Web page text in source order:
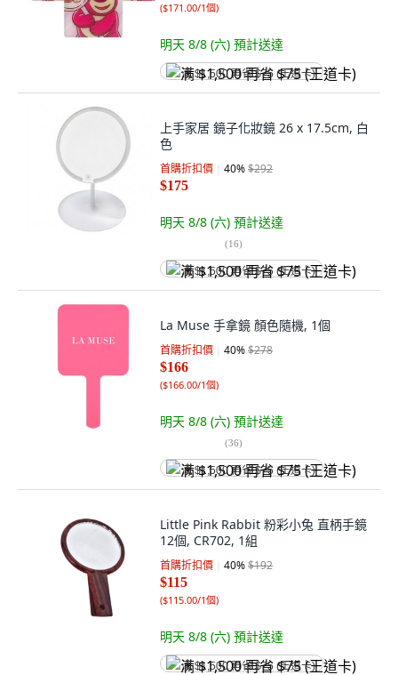
($171.00/1個)
明天 8/8 (六) 預計送達
满 $1,500 再省 $75 (王道卡)
上手家居 鏡子化妝鏡 26 x 17.5cm, 白
色
首購折扣價 40%$292
$175
明天 8/8 (六) 預計送達
(16)
满 $1,500 再省 $75 (王道卡)
La Muse 手拿鏡 顏色隨機, 1個
首購折扣價 40%$278
$166
($166.00/1個)
明天 8/8 (六) 預計送達
(36)
满 $1,500 再省 $75 (王道卡)
Little Pink Rabbit 粉彩小兔 直柄手鏡
12個, CR702, 1組
首購折扣價 40%$192
$115
($115.00/1個)
明天 8/8 (六) 預計送達
满 $1,500 再省 $75 (王道卡)